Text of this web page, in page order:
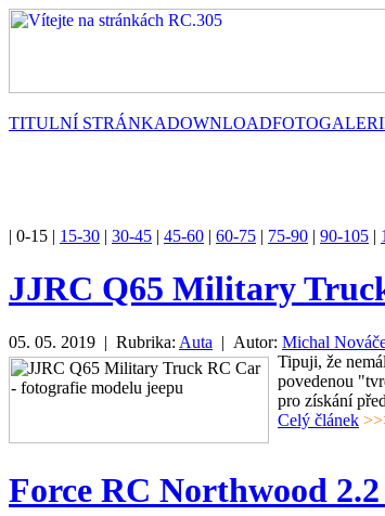
TITULNÍ STRÁNKADOWNLOAD
| 0-15 | 15-30 | 30-45 | 45-60 | 60-75 | 75-90 | 90-105 |
JJRC Q65 Military
05. 05. 2019 | Rubrika: Auta | Autor: Michal
Tipuji, že
povedenou
pro získání
Celý článek
Force RC Northwood